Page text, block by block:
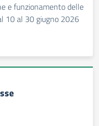
e funzionamento delle
10 al 30 giugno 2026